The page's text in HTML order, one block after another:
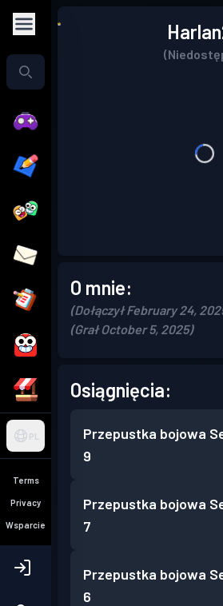
PL
Terms
Privacy
Wsparcie
O mnie:
(Dołączył February 24,
(Grał October 5, 2025)
Osiągnięcia:
Przepustka bojowa
9
Przepustka bojowa
7
Przepustka bojowa
6